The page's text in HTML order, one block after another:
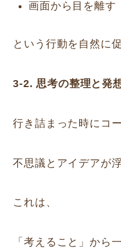
画面から目を離す
という行動を自然に
3-2. 思考の整理と発
行き詰まった時にコ
不思議とアイデアが
これは、
「考えること」から